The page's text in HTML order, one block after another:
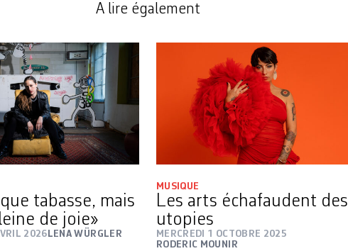
A lire également
tabasse, mais
de joie»
2026 LENA WÜRGLER
MUSIQUE
Les arts échafaudent des
utopies
MERCREDI 1 OCTOBRE 2025
RODERIC MOUNIR